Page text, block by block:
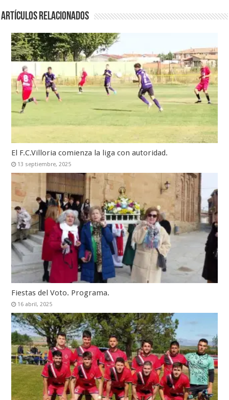
Artículos relacionados
El F.C.Villoria comienza la liga con autoridad.
13 septiembre, 2025
Fiestas del Voto. Programa.
16 abril, 2025